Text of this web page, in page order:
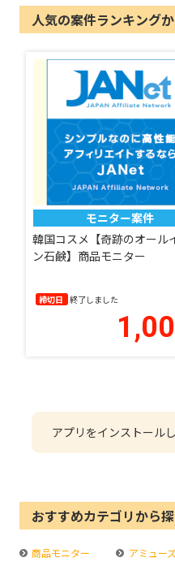
人気の案件ランキング
モニター案件
韓国コスメ【奇跡のオール
ン石鹸】商品モニター
締切日 終了しました
アプリをインストール
おすすめカテゴリから
商品モニター
アミュー